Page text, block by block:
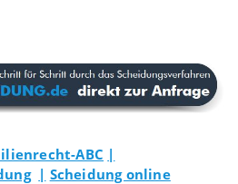
ABC |
| Scheidung online